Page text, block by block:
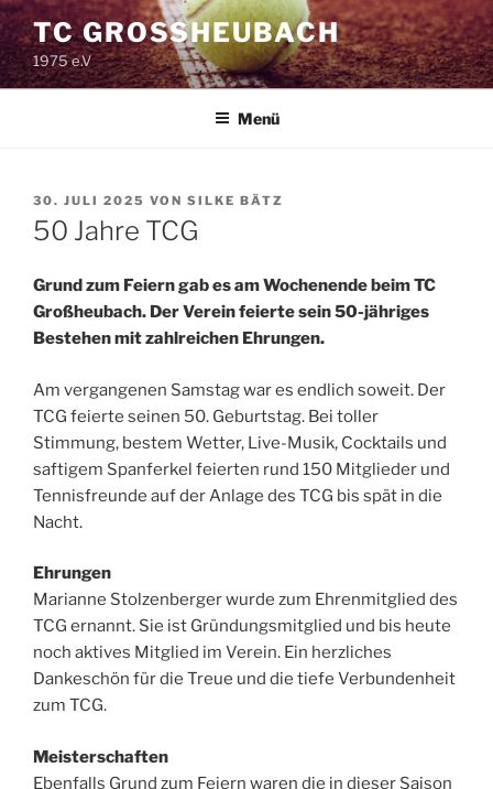
Zum
Inhalt
springen
TC GROSSHEUBACH
1975 e.V
Menü
VERÖFFENTLICHT
AM
30. JULI 2025 VON SILKE BÄTZ
50 Jahre TCG
Grund zum Feiern gab es am Wochenende beim TC
Großheubach. Der Verein feierte sein 50-jähriges
Bestehen mit zahlreichen Ehrungen.
Am vergangenen Samstag war es endlich soweit. Der
TCG feierte seinen 50. Geburtstag. Bei toller
Stimmung, bestem Wetter, Live-Musik, Cocktails und
saftigem Spanferkel feierten rund 150 Mitglieder und
Tennisfreunde auf der Anlage des TCG bis spät in die
Nacht.
Ehrungen
Marianne Stolzenberger wurde zum Ehrenmitglied des
TCG ernannt. Sie ist Gründungsmitglied und bis heute
noch aktives Mitglied im Verein. Ein herzliches
Dankeschön für die Treue und die tiefe Verbundenheit
zum TCG.
Meisterschaften
Ebenfalls Grund zum Feiern waren die in dieser Saison